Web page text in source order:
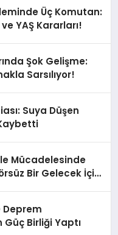
Üç Komutan:
YAŞ Kararları!
Şok Gelişme:
Sarsılıyor!
Suya Düşen
Mücadelesinde
Bir Gelecek İçin
Deprem
Güç Birliği Yaptı